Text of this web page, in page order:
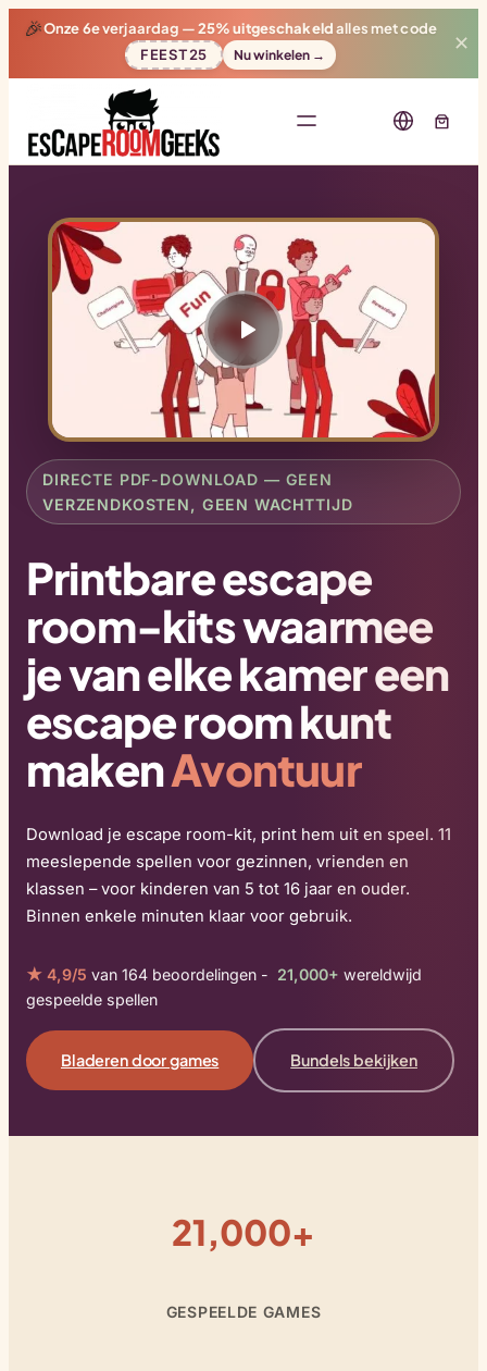
🎉Onze 6e verjaardag —25% uitgeschakeldalles met code
FEEST25
Nu winkelen →
✕
DIRECTE PDF-DOWNLOAD — GEEN
VERZENDKOSTEN, GEEN WACHTTIJD
Printbare escape
room-kits waarmee
je van elke kamer een
escape room kunt
makenAvontuur
Download je escape room-kit, print hem uit en speel. 11
meeslepende spellen voor gezinnen, vrienden en
klassen – voor kinderen van 5 tot 16 jaar en ouder.
Binnen enkele minuten klaar voor gebruik.
★ 4,9/5 van 164 beoordelingen - 21,000+ wereldwijd
gespeelde spellen
Bladeren door games Bundels bekijken
21,000+
GESPEELDE GAMES